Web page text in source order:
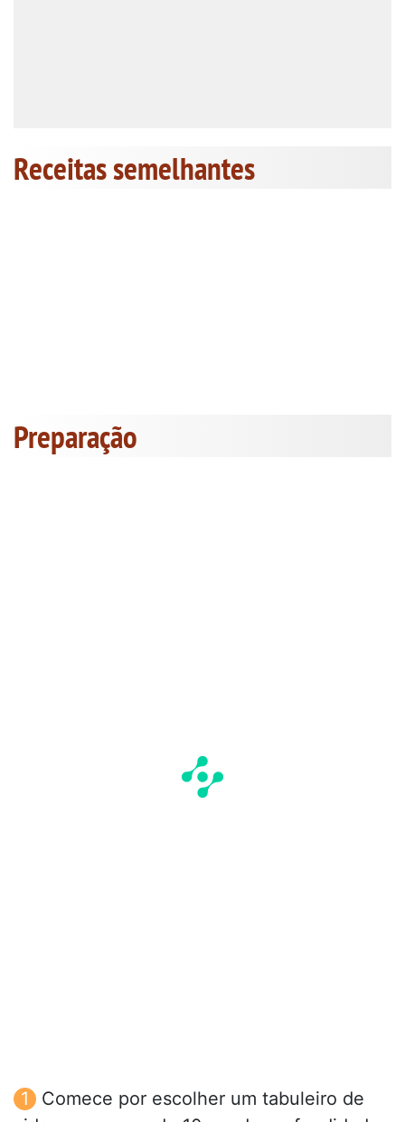
Receitas semelhantes
Preparação
Comece por escolher um tabuleiro de